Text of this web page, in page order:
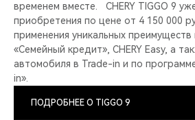
временем вместе. CHERY TIGGO 9
приобретения по цене от 4 150 000
применения уникальных
«Семейный кредит», CHERY Easy, а
автомобиля в Trade-in и по
in».
ПОДРОБНЕЕ О TIGGO 9